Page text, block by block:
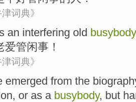
津词典》
an interfering old busybody
爱管闲事！
津词典》
emerged from the
, or as a busybody, but